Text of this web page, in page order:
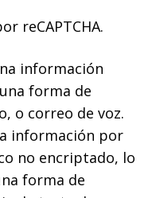
reCAPTCHA.
información
forma de
o correo de voz.
información por
no encriptado, lo
forma de